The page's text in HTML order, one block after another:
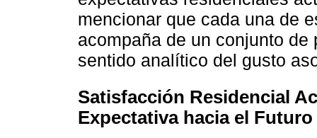
mencionar que cada una de
acompaña de un conjunto
sentido analítico del gusto
Satisfacción Residencial
Expectativa hacia el Futuro